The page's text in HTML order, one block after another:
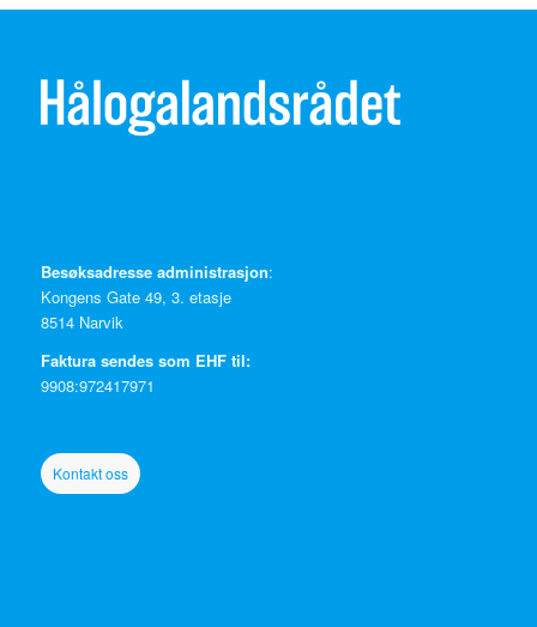
Besøksadresse administrasjon:
Kongens Gate 49, 3. etasje
8514 Narvik
Faktura sendes som EHF til:
9908:972417971
Kontakt oss